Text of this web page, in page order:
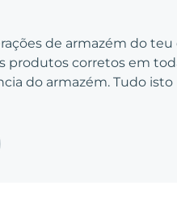
de armazém do
produtos corretos em
do armazém. Tudo